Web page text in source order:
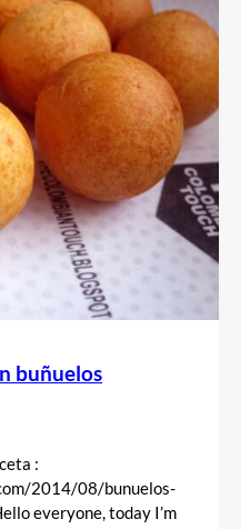
buñuelos
:
2014/08/bunuelos-
everyone, today I’m